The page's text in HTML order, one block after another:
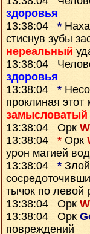
здоровья
13:38:04 *
стиснув зубы
нереальный
13:38:04
здоровья
13:38:04 *
проклиная
замысловатый
13:38:04 Орк
13:38:04 * Орк
урон магией
13:38:04 *
тычок по левой
13:38:04 Орк
13:38:04 Орк
повреждений